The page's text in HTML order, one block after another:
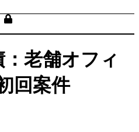
老舗オフィ
回案件